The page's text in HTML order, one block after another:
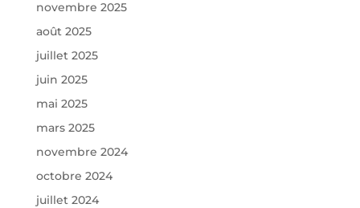
novembre 2025
août 2025
juillet 2025
juin 2025
mai 2025
mars 2025
novembre 2024
octobre 2024
juillet 2024